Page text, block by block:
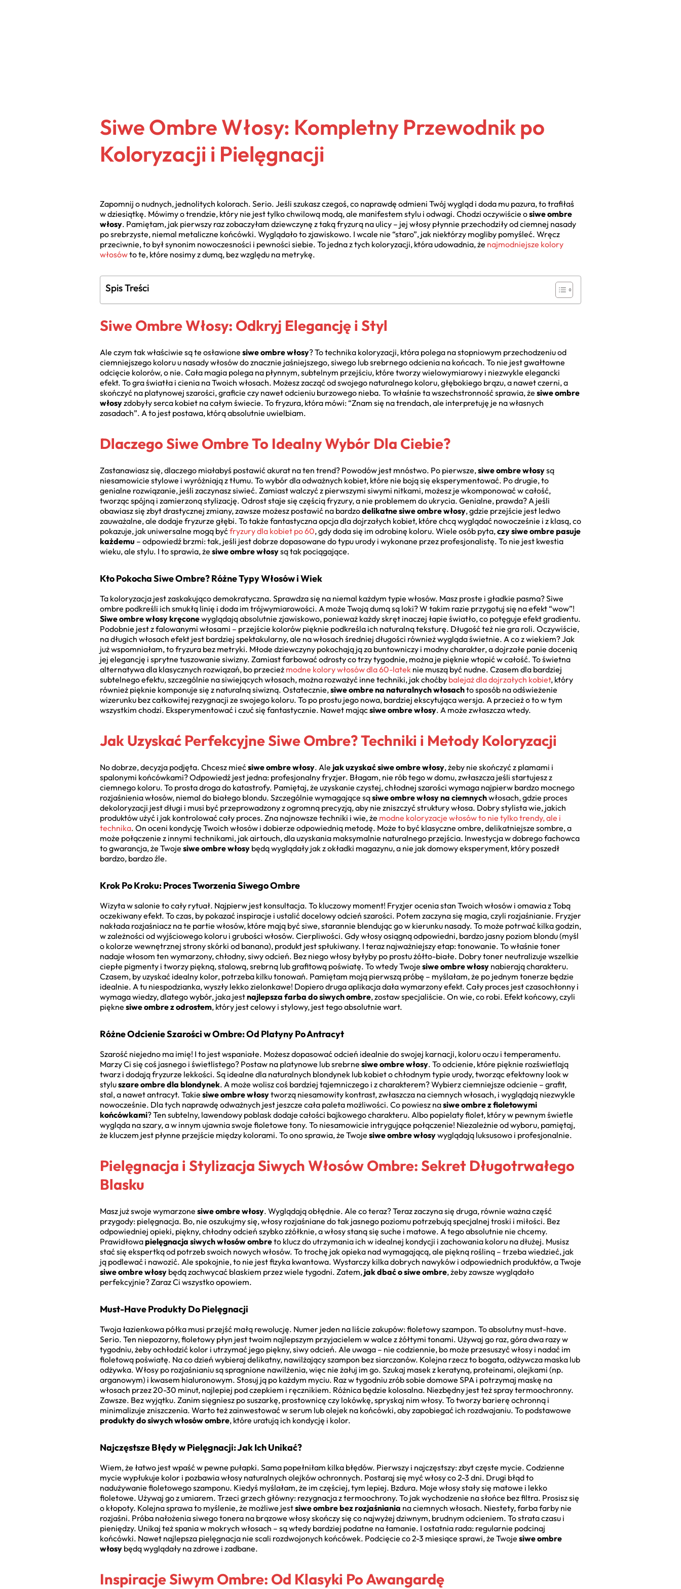
Siwe Ombre Włosy: Kompletny Przewodnik po
Koloryzacji i Pielęgnacji
Zapomnij o nudnych, jednolitych kolorach. Serio. Jeśli szukasz czegoś, co naprawdę odmieni Twój wygląd i doda mu pazura, to trafiłaś
w dziesiątkę. Mówimy o trendzie, który nie jest tylko chwilową modą, ale manifestem stylu i odwagi. Chodzi oczywiście osiwe ombre
włosy. Pamiętam, jak pierwszy raz zobaczyłam dziewczynę z taką fryzurą na ulicy – jej włosy płynnie przechodziły od ciemnej nasady
po srebrzyste, niemal metaliczne końcówki. Wyglądało to zjawiskowo. I wcale nie “staro”, jak niektórzy mogliby pomyśleć. Wręcz
przeciwnie, to był synonim nowoczesności i pewności siebie. To jedna z tych koloryzacji, która udowadnia, że najmodniejsze kolory
włosówto te, które nosimy z dumą, bez względu na metrykę.
Spis Treści
Siwe Ombre Włosy: Odkryj Elegancję i Styl
Ale czym tak właściwie są te osławione siwe ombre włosy? To technika koloryzacji, która polega na stopniowym przechodzeniu od
ciemniejszego koloru u nasady włosów do znacznie jaśniejszego, siwego lub srebrnego odcienia na końcach. To nie jest gwałtowne
odcięcie kolorów, o nie. Cała magia polega na płynnym, subtelnym przejściu, które tworzy wielowymiarowy i niezwykle elegancki
efekt. To gra światła i cienia na Twoich włosach. Możesz zacząć od swojego naturalnego koloru, głębokiego brązu, a nawet czerni, a
skończyć na platynowej szarości, graficie czy nawet odcieniu burzowego nieba. To właśnie ta wszechstronność sprawia, że siwe ombre
włosyzdobyły serca kobiet na całym świecie. To fryzura, która mówi: “Znam się na trendach, ale interpretuję je na własnych
zasadach”. A to jest postawa, którą absolutnie uwielbiam.
Dlaczego Siwe Ombre To Idealny Wybór Dla Ciebie?
Zastanawiasz się, dlaczego miałabyś postawić akurat na ten trend? Powodów jest mnóstwo. Po pierwsze,siwe ombre włosysą
niesamowicie stylowe i wyróżniają z tłumu. To wybór dla odważnych kobiet, które nie boją się eksperymentować. Po drugie, to
genialne rozwiązanie, jeśli zaczynasz siwieć. Zamiast walczyć z pierwszymi siwymi nitkami, możesz je wkomponować w całość,
tworząc spójną i zamierzoną stylizację. Odrost staje się częścią fryzury, a nie problemem do ukrycia. Genialne, prawda? A jeśli
obawiasz się zbyt drastycznej zmiany, zawsze możesz postawić na bardzodelikatne siwe ombre włosy, gdzie przejście jest ledwo
zauważalne, ale dodaje fryzurze głębi. To także fantastyczna opcja dla dojrzałych kobiet, które chcą wyglądać nowocześnie i z klasą, co
pokazuje, jak uniwersalne mogą byćfryzury dla kobiet po 60, gdy doda się im odrobinę koloru. Wiele osób pyta,czy siwe ombre pasuje
każdemu – odpowiedź brzmi: tak, jeśli jest dobrze dopasowane do typu urody i wykonane przez profesjonalistę. To nie jest kwestia
wieku, ale stylu. I to sprawia, że siwe ombre włosysą tak pociągające.
Kto Pokocha Siwe Ombre? Różne Typy Włosów i Wiek
Ta koloryzacja jest zaskakująco demokratyczna. Sprawdza się na niemal każdym typie włosów. Masz proste i gładkie pasma? Siwe
ombre podkreśli ich smukłą linię i doda im trójwymiarowości. A może Twoją dumą są loki? W takim razie przygotuj się na efekt “wow”!
Siwe ombre włosy kręconewyglądają absolutnie zjawiskowo, ponieważ każdy skręt inaczej łapie światło, co potęguje efekt gradientu.
Podobnie jest z falowanymi włosami – przejście kolorów pięknie podkreśla ich naturalną teksturę. Długość też nie gra roli. Oczywiście,
na długich włosach efekt jest bardziej spektakularny, ale na włosach średniej długości również wygląda świetnie. A co z wiekiem? Jak
już wspomniałam, to fryzura bez metryki. Młode dziewczyny pokochają ją za buntowniczy i modny charakter, a dojrzałe panie docenią
jej elegancję i sprytne tuszowanie siwizny. Zamiast farbować odrosty co trzy tygodnie, można je pięknie wtopić w całość. To świetna
alternatywa dla klasycznych rozwiązań, bo przecież modne kolory włosów dla 60-latek nie muszą być nudne. Czasem dla bardziej
subtelnego efektu, szczególnie na siwiejących włosach, można rozważyć inne techniki, jak choćby balejaż dla dojrzałych kobiet, który
również pięknie komponuje się z naturalną siwizną. Ostatecznie,siwe ombre na naturalnych włosachto sposób na odświeżenie
wizerunku bez całkowitej rezygnacji ze swojego koloru. To po prostu jego nowa, bardziej ekscytująca wersja. A przecież o to w tym
wszystkim chodzi. Eksperymentować i czuć się fantastycznie. Nawet mającsiwe ombre włosy. A może zwłaszcza wtedy.
Jak Uzyskać Perfekcyjne Siwe Ombre? Techniki i Metody Koloryzacji
No dobrze, decyzja podjęta. Chcesz miećsiwe ombre włosy. Ale jak uzyskać siwe ombre włosy, żeby nie skończyć z plamami i
spalonymi końcówkami? Odpowiedź jest jedna: profesjonalny fryzjer. Błagam, nie rób tego w domu, zwłaszcza jeśli startujesz z
ciemnego koloru. To prosta droga do katastrofy. Pamiętaj, że uzyskanie czystej, chłodnej szarości wymaga najpierw bardzo mocnego
rozjaśnienia włosów, niemal do białego blondu. Szczególnie wymagające sąsiwe ombre włosy na ciemnychwłosach, gdzie proces
dekoloryzacji jest długi i musi być przeprowadzony z ogromną precyzją, aby nie zniszczyć struktury włosa. Dobry stylista wie, jakich
produktów użyć i jak kontrolować cały proces. Zna najnowsze techniki i wie, że modne koloryzacje włosów to nie tylko trendy, ale i
technika. On oceni kondycję Twoich włosów i dobierze odpowiednią metodę. Może to być klasyczne ombre, delikatniejsze sombre, a
może połączenie z innymi technikami, jak airtouch, dla uzyskania maksymalnie naturalnego przejścia. Inwestycja w dobrego fachowca
to gwarancja, że Twoje siwe ombre włosy będą wyglądały jak z okładki magazynu, a nie jak domowy eksperyment, który poszedł
bardzo, bardzo źle.
Krok Po Kroku: Proces Tworzenia Siwego Ombre
Wizyta w salonie to cały rytuał. Najpierw jest konsultacja. To kluczowy moment! Fryzjer ocenia stan Twoich włosów i omawia z Tobą
oczekiwany efekt. To czas, by pokazać inspiracje i ustalić docelowy odcień szarości. Potem zaczyna się magia, czyli rozjaśnianie. Fryzjer
nakłada rozjaśniacz na te partie włosów, które mają być siwe, starannie blendując go w kierunku nasady. To może potrwać kilka godzin,
w zależności od wyjściowego koloru i grubości włosów. Cierpliwości. Gdy włosy osiągną odpowiedni, bardzo jasny poziom blondu (myśl
o kolorze wewnętrznej strony skórki od banana), produkt jest spłukiwany. I teraz najważniejszy etap: tonowanie. To właśnie toner
nadaje włosom ten wymarzony, chłodny, siwy odcień. Bez niego włosy byłyby po prostu żółto-białe. Dobry toner neutralizuje wszelkie
ciepłe pigmenty i tworzy piękną, stalową, srebrną lub grafitową poświatę. To wtedy Twoje siwe ombre włosy nabierają charakteru.
Czasem, by uzyskać idealny kolor, potrzeba kilku tonowań. Pamiętam moją pierwszą próbę – myślałam, że po jednym tonerze będzie
idealnie. A tu niespodzianka, wyszły lekko zielonkawe! Dopiero druga aplikacja dała wymarzony efekt. Cały proces jest czasochłonny i
wymaga wiedzy, dlatego wybór, jaka jestnajlepsza farba do siwych ombre, zostaw specjaliście. On wie, co robi. Efekt końcowy, czyli
piękne siwe ombre z odrostem, który jest celowy i stylowy, jest tego absolutnie wart.
Różne Odcienie Szarości w Ombre: Od Platyny Po Antracyt
Szarość niejedno ma imię! I to jest wspaniałe. Możesz dopasować odcień idealnie do swojej karnacji, koloru oczu i temperamentu.
Marzy Ci się coś jasnego i świetlistego? Postaw na platynowe lub srebrne siwe ombre włosy. To odcienie, które pięknie rozświetlają
twarz i dodają fryzurze lekkości. Są idealne dla naturalnych blondynek lub kobiet o chłodnym typie urody, tworząc efektowny look w
styluszare ombre dla blondynek. A może wolisz coś bardziej tajemniczego i z charakterem? Wybierz ciemniejsze odcienie – grafit,
stal, a nawet antracyt. Takie siwe ombre włosytworzą niesamowity kontrast, zwłaszcza na ciemnych włosach, i wyglądają niezwykle
nowocześnie. Dla tych naprawdę odważnych jest jeszcze cała paleta możliwości. Co powiesz nasiwe ombre z fioletowymi
końcówkami? Ten subtelny, lawendowy poblask dodaje całości bajkowego charakteru. Albo popielaty fiolet, który w pewnym świetle
wygląda na szary, a w innym ujawnia swoje fioletowe tony. To niesamowicie intrygujące połączenie! Niezależnie od wyboru, pamiętaj,
że kluczem jest płynne przejście między kolorami. To ono sprawia, że Twoje siwe ombre włosywyglądają luksusowo i profesjonalnie.
Pielęgnacja i Stylizacja Siwych Włosów Ombre: Sekret Długotrwałego
Blasku
Masz już swoje wymarzone siwe ombre włosy. Wyglądają obłędnie. Ale co teraz? Teraz zaczyna się druga, równie ważna część
przygody: pielęgnacja. Bo, nie oszukujmy się, włosy rozjaśniane do tak jasnego poziomu potrzebują specjalnej troski i miłości. Bez
odpowiedniej opieki, piękny, chłodny odcień szybko zżółknie, a włosy staną się suche i matowe. A tego absolutnie nie chcemy.
Prawidłowapielęgnacja siwych włosów ombreto klucz do utrzymania ich w idealnej kondycji i zachowania koloru na dłużej. Musisz
stać się ekspertką od potrzeb swoich nowych włosów. To trochę jak opieka nad wymagającą, ale piękną rośliną – trzeba wiedzieć, jak
ją podlewać i nawozić. Ale spokojnie, to nie jest fizyka kwantowa. Wystarczy kilka dobrych nawyków i odpowiednich produktów, a Twoje
siwe ombre włosy będą zachwycać blaskiem przez wiele tygodni. Zatem, jak dbać o siwe ombre, żeby zawsze wyglądało
perfekcyjnie? Zaraz Ci wszystko opowiem.
Must-Have Produkty Do Pielęgnacji
Twoja łazienkowa półka musi przejść małą rewolucję. Numer jeden na liście zakupów: fioletowy szampon. To absolutny must-have.
Serio. Ten niepozorny, fioletowy płyn jest twoim najlepszym przyjacielem w walce z żółtymi tonami. Używaj go raz, góra dwa razy w
tygodniu, żeby ochłodzić kolor i utrzymać jego piękny, siwy odcień. Ale uwaga – nie codziennie, bo może przesuszyć włosy i nadać im
fioletową poświatę. Na co dzień wybieraj delikatny, nawilżający szampon bez siarczanów. Kolejna rzecz to bogata, odżywcza maska lub
odżywka. Włosy po rozjaśnianiu są spragnione nawilżenia, więc nie żałuj im go. Szukaj masek z keratyną, proteinami, olejkami (np.
arganowym) i kwasem hialuronowym. Stosuj ją po każdym myciu. Raz w tygodniu zrób sobie domowe SPA i potrzymaj maskę na
włosach przez 20-30 minut, najlepiej pod czepkiem i ręcznikiem. Różnica będzie kolosalna. Niezbędny jest też spray termoochronny.
Zawsze. Bez wyjątku. Zanim sięgniesz po suszarkę, prostownicę czy lokówkę, spryskaj nim włosy. To tworzy barierę ochronną i
minimalizuje zniszczenia. Warto też zainwestować w serum lub olejek na końcówki, aby zapobiegać ich rozdwajaniu. To podstawowe
produkty do siwych włosów ombre, które uratują ich kondycję i kolor.
Najczęstsze Błędy w Pielęgnacji: Jak Ich Unikać?
Wiem, że łatwo jest wpaść w pewne pułapki. Sama popełniłam kilka błędów. Pierwszy i najczęstszy: zbyt częste mycie. Codzienne
mycie wypłukuje kolor i pozbawia włosy naturalnych olejków ochronnych. Postaraj się myć włosy co 2-3 dni. Drugi błąd to
nadużywanie fioletowego szamponu. Kiedyś myślałam, że im częściej, tym lepiej. Bzdura. Moje włosy stały się matowe i lekko
fioletowe. Używaj go z umiarem. Trzeci grzech główny: rezygnacja z termoochrony. To jak wychodzenie na słońce bez filtra. Prosisz się
o kłopoty. Kolejna sprawa to myślenie, że możliwe jestsiwe ombre bez rozjaśniania na ciemnych włosach. Niestety, farba farby nie
rozjaśni. Próba nałożenia siwego tonera na brązowe włosy skończy się co najwyżej dziwnym, brudnym odcieniem. To strata czasu i
pieniędzy. Unikaj też spania w mokrych włosach – są wtedy bardziej podatne na łamanie. I ostatnia rada: regularnie podcinaj
końcówki. Nawet najlepsza pielęgnacja nie scali rozdwojonych końcówek. Podcięcie co 2-3 miesiące sprawi, że Twoje siwe ombre
włosy będą wyglądały na zdrowe i zadbane.
Inspiracje Siwym Ombre: Od Klasyki Po Awangardę